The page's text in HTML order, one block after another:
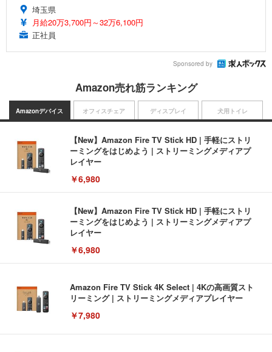
埼玉県
月給20万3,700円～32万6,100円
正社員
Sponsored by
Amazon売れ筋ランキング
Amazonデバイス
【New】Amazon Fire TV Stick HD | 手軽にストリ
ーミングをはじめよう | ストリーミングメディアプ
レイヤー
￥6,980
【New】Amazon Fire TV Stick HD | 手軽にストリ
ーミングをはじめよう | ストリーミングメディアプ
レイヤー
￥6,980
Amazon Fire TV Stick 4K Select | 4Kの高画質スト
リーミング | ストリーミングメディアプレイヤー
￥7,980
オフィスチェア ディスプレイ 犬用トイレ